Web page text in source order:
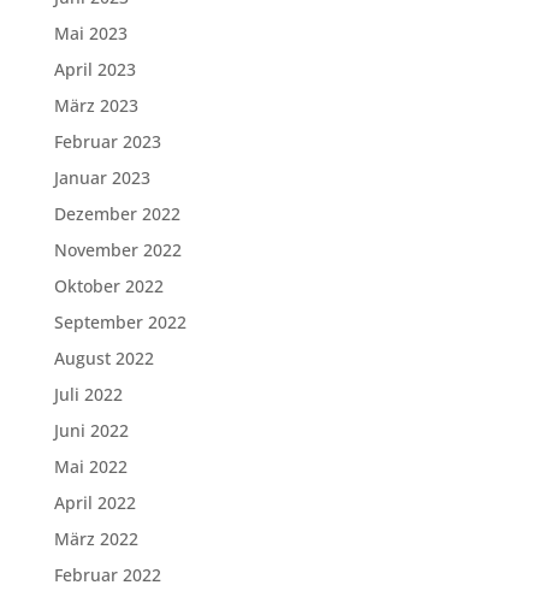
Mai 2023
April 2023
März 2023
Februar 2023
Januar 2023
Dezember 2022
November 2022
Oktober 2022
September 2022
August 2022
Juli 2022
Juni 2022
Mai 2022
April 2022
März 2022
Februar 2022